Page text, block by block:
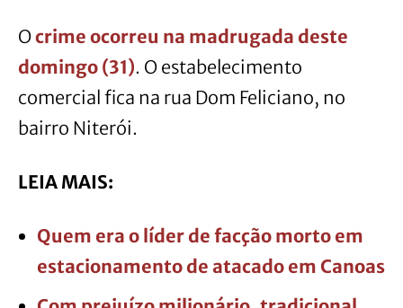
Ocrime ocorreu na madrugada deste
domingo (31). O estabelecimento
comercial fica na rua Dom Feliciano, no
bairro Niterói.
LEIA MAIS:
Quem era o líder de facção morto em
estacionamento de atacado em Canoas